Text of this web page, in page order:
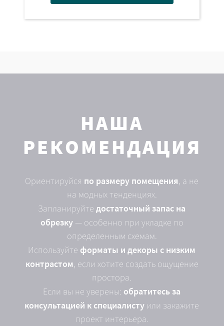
НАША
РЕКОМЕНДАЦИЯ
Ориентируйся по размеру помещения, а не
на модных тенденциях.
Запланируйтедостаточный запас на
обрезку— особенно при укладке по
определенным схемам.
Используйте форматы и декоры с низким
контрастом, если хотите создать ощущение
простора.
Если вы не уверены: обратитесь за
консультацией к специалисту или закажите
проект интерьера.